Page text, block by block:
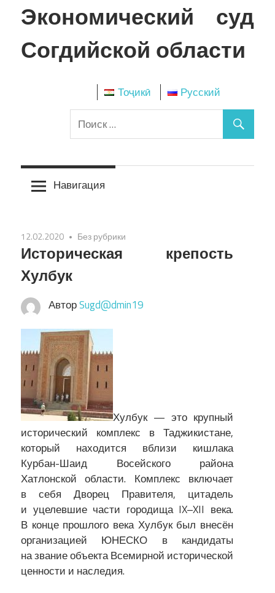
Перейти
к
Экономический суд
Согдийской области
Тоҷикӣ Русский
Навигация
12.02.2020 Без рубрики
Историческая крепость
Хулбук
АвторSugd@dmin19
Хулбук — это крупный
исторический комплекс в Таджикистане,
который находится вблизи кишлака
Курбан-Шаид Восейского района
Хатлонской области. Комплекс включает
в себя Дворец Правителя, цитадель
и уцелевшие части городища IX–XII века.
В конце прошлого века Хулбук был внесён
организацией ЮНЕСКО в кандидаты
на звание объекта Всемирной исторической
ценности и наследия.